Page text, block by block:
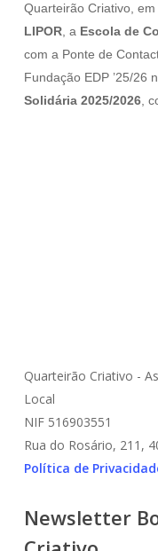
Quarteirão Criativo,
LIPOR, a Escola de
com a Ponte de
Fundação EDP ’25/26
Solidária 2025/2026,
Quarteirão Criativo -
Local
NIF 516903551
Rua do Rosário, 211,
Política de
Newsletter